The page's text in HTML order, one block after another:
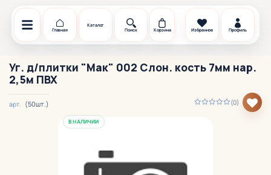
Главная
Каталог
Поиск
Корзина Избранное Профиль
Уг. д/плитки "Мак" 002 Слон. кость 7мм нар.
2,5м ПВХ
(0)
арт. (50шт.)
В НАЛИЧИИ